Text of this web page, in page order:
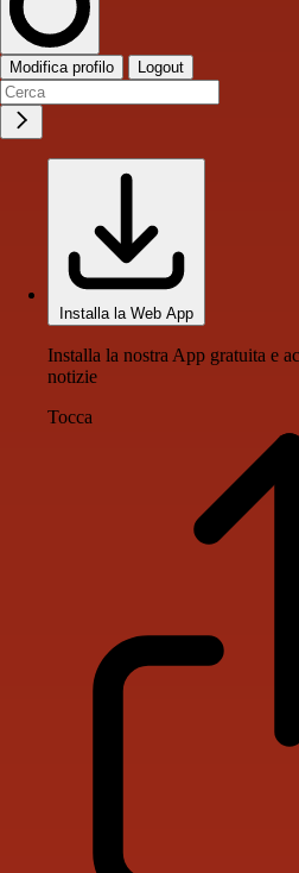
Modifica profilo Logout
Installa la Web App
Installa la nostra App gratuita e
notizie
Tocca